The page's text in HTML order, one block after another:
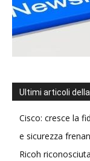
Ultimi articoli
Cisco: cresce la
e sicurezza
Ricoh